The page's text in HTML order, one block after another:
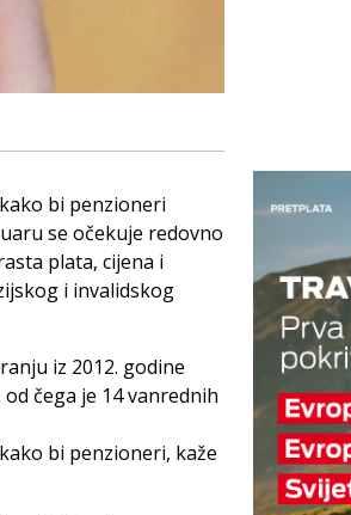
bi penzioneri
se očekuje redovno
plata, cijena i
i invalidskog
iz 2012. godine
čega je 14 vanrednih
bi penzioneri, kaže